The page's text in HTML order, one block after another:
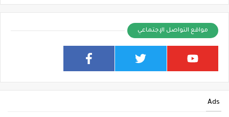
مواقع التواصل الإجتماعي
Ads